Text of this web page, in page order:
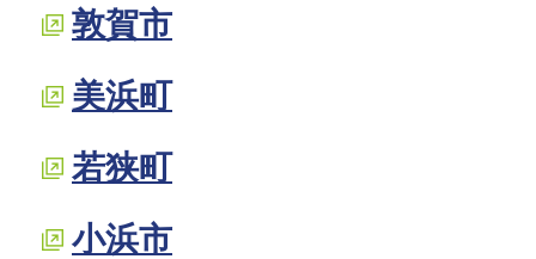
敦賀市
美浜町
若狭町
小浜市